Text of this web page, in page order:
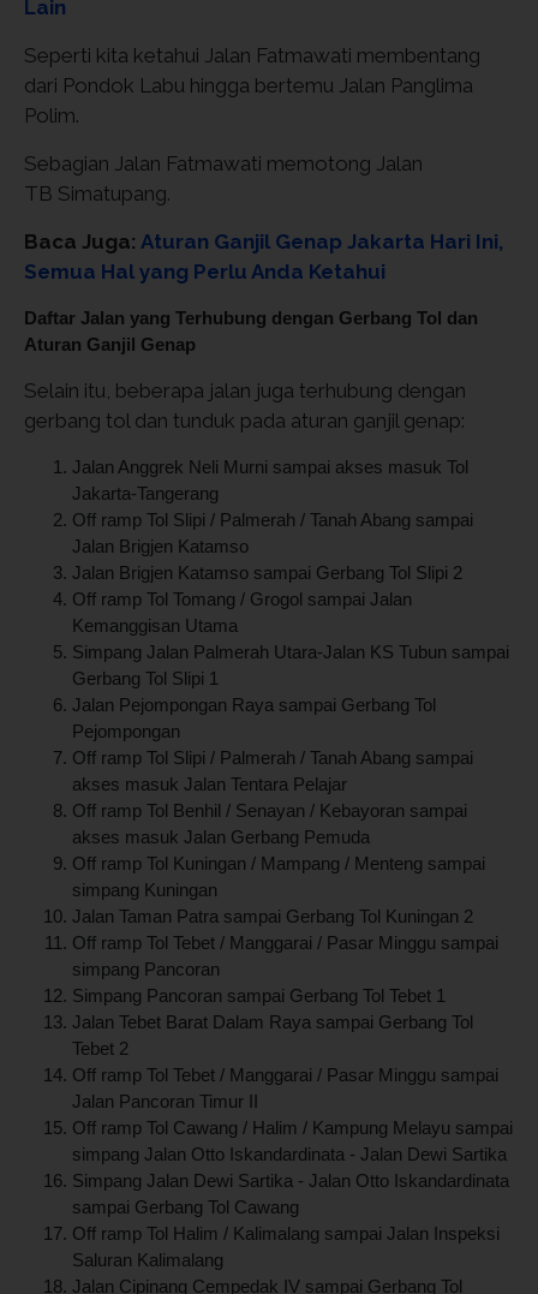
Lain
Seperti kita ketahui Jalan Fatmawati membentang
dari Pondok Labu hingga bertemu Jalan Panglima
Polim.
Sebagian Jalan Fatmawati memotong Jalan
TB Simatupang.
Baca Juga: Aturan Ganjil Genap Jakarta Hari Ini,
Semua Hal yang Perlu Anda Ketahui
Daftar Jalan yang Terhubung dengan Gerbang Tol dan
Aturan Ganjil Genap
Selain itu, beberapa jalan juga terhubung dengan
gerbang tol dan tunduk pada aturan ganjil genap:
Jalan Anggrek Neli Murni sampai akses masuk Tol
Jakarta-Tangerang
Off ramp Tol Slipi / Palmerah / Tanah Abang sampai
Jalan Brigjen Katamso
Jalan Brigjen Katamso sampai Gerbang Tol Slipi 2
Off ramp Tol Tomang / Grogol sampai Jalan
Kemanggisan Utama
Simpang Jalan Palmerah Utara-Jalan KS Tubun sampai
Gerbang Tol Slipi 1
Jalan Pejompongan Raya sampai Gerbang Tol
Pejompongan
Off ramp Tol Slipi / Palmerah / Tanah Abang sampai
akses masuk Jalan Tentara Pelajar
Off ramp Tol Benhil / Senayan / Kebayoran sampai
akses masuk Jalan Gerbang Pemuda
Off ramp Tol Kuningan / Mampang / Menteng sampai
simpang Kuningan
Jalan Taman Patra sampai Gerbang Tol Kuningan 2
Off ramp Tol Tebet / Manggarai / Pasar Minggu sampai
simpang Pancoran
Simpang Pancoran sampai Gerbang Tol Tebet 1
Jalan Tebet Barat Dalam Raya sampai Gerbang Tol
Tebet 2
Off ramp Tol Tebet / Manggarai / Pasar Minggu sampai
Jalan Pancoran Timur II
Off ramp Tol Cawang / Halim / Kampung Melayu sampai
simpang Jalan Otto Iskandardinata - Jalan Dewi Sartika
Simpang Jalan Dewi Sartika - Jalan Otto Iskandardinata
sampai Gerbang Tol Cawang
Off ramp Tol Halim / Kalimalang sampai Jalan Inspeksi
Saluran Kalimalang
Jalan Cipinang Cempedak IV sampai Gerbang Tol